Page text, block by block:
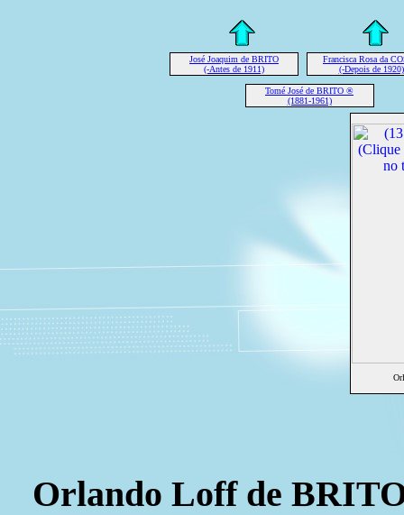
José Joaquim de BRITO
(-Antes de 1911)
Francisca Rosa da
(-Depois de 1920)
Tomé José de BRITO ®
(1881-1961)
Orlando Loff de